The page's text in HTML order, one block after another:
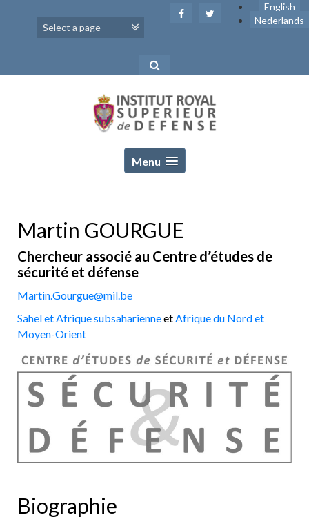
English
Nederlands
Menu
Martin GOURGUE
Chercheur associé au Centre d’études de
sécurité et défense
Martin.Gourgue@mil.be
Sahel et Afrique subsaharienneetAfrique du Nord et
Moyen-Orient
Biographie